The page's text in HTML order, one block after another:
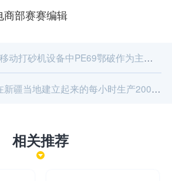
商部赛赛编辑
砂机设备中PE69鄂破作为主要力量表现优异
当地建立起来的每小时生产200t移动打砂机
相关推荐